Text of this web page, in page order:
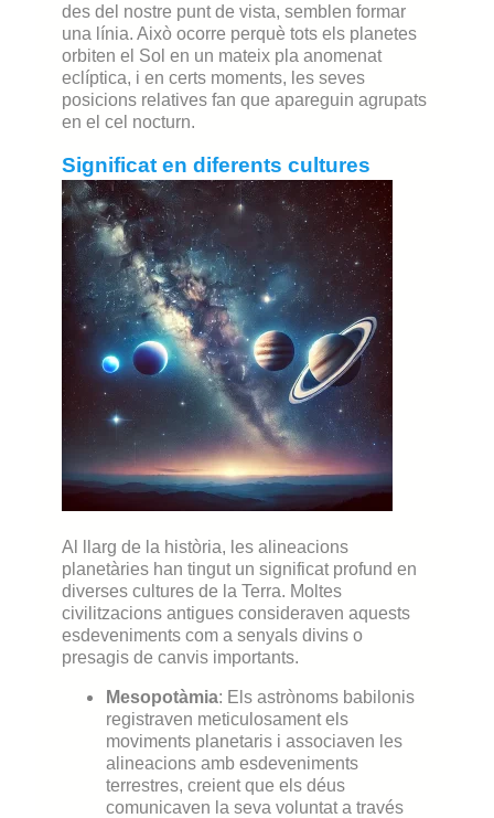
des del nostre punt de vista, semblen formar
una línia. Això ocorre perquè tots els planetes
orbiten el Sol en un mateix pla anomenat
eclíptica, i en certs moments, les seves
posicions relatives fan que apareguin agrupats
en el cel nocturn.
Significat en diferents cultures
Al llarg de la història, les alineacions
planetàries han tingut un significat profund en
diverses cultures de la Terra. Moltes
civilitzacions antigues consideraven aquests
esdeveniments com a senyals divins o
presagis de canvis importants.
Mesopotàmia: Els astrònoms babilonis
registraven meticulosament els
moviments planetaris i associaven les
alineacions amb esdeveniments
terrestres, creient que els déus
comunicaven la seva voluntat a través